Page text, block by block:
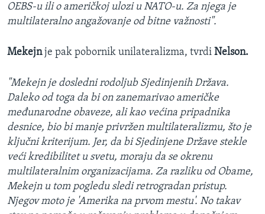
OEBS-u ili o američkoj ulozi u NATO-u. Za njega je
multilateralno angažovanje od bitne važnosti".
Mekejnje pak pobornik unilateralizma, tvrdi Nelson.
"Mekejn je dosledni rodoljub Sjedinjenih Država.
Daleko od toga da bi on zanemarivao američke
međunarodne obaveze, ali kao većina pripadnika
desnice, bio bi manje privržen multilateralizmu, što je
ključni kriterijum. Jer, da bi Sjedinjene Države stekle
veći kredibilitet u svetu, moraju da se okrenu
multilateralnim organizacijama. Za razliku od Obame,
Mekejn u tom pogledu sledi retrogradan pristup.
Njegov moto je 'Amerika na prvom mestu'. No takav